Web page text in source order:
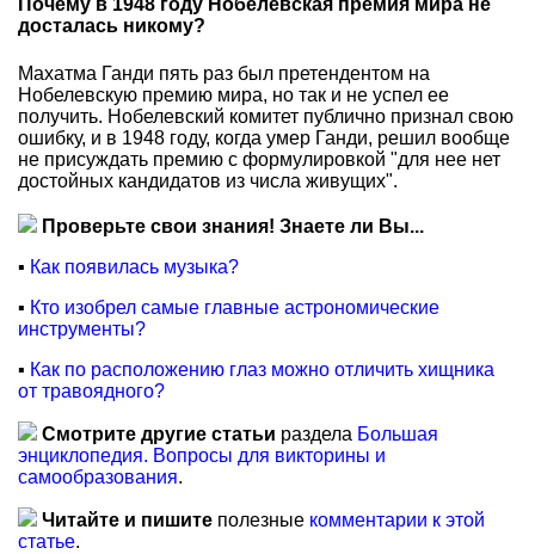
Почему в 1948 году Нобелевская премия мира не
досталась никому?
Махатма Ганди пять раз был претендентом на
Нобелевскую премию мира, но так и не успел ее
получить. Нобелевский комитет публично признал свою
ошибку, и в 1948 году, когда умер Ганди, решил вообще
не присуждать премию с формулировкой "для нее нет
достойных кандидатов из числа живущих".
Проверьте свои знания! Знаете ли Вы...
▪ Как появилась музыка?
▪ Кто изобрел самые главные астрономические
инструменты?
▪ Как по расположению глаз можно отличить хищника
от травоядного?
Смотрите другие статьи раздела Большая
энциклопедия. Вопросы для викторины и
самообразования.
Читайте и пишите полезные комментарии к этой
статье.